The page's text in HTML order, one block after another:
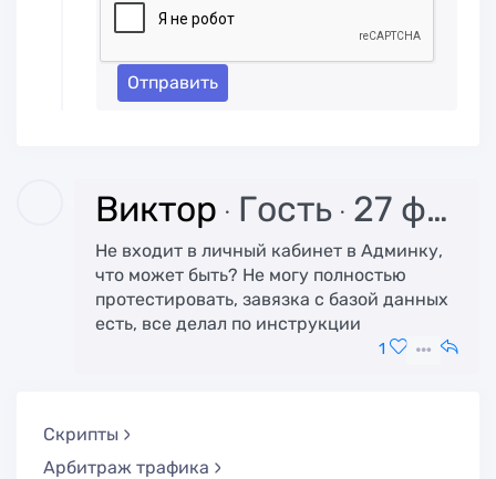
Отправить
Виктор Гость 27 февраля 2023 12:39
Не входит в личный кабинет в Админку,
что может быть? Не могу полностью
протестировать, завязка с базой данных
есть, все делал по инструкции
1
Скрипты
Арбитраж трафика